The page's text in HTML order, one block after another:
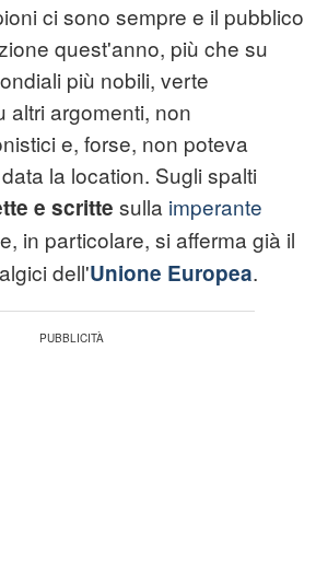
ci sono sempre e il pubblico
quest'anno, più che su
più nobili, verte
altri argomenti, non
e, forse, non poteva
la location. Sugli spalti
e scritte sulla imperante
e, in particolare, si afferma già il
dell'Unione Europea.